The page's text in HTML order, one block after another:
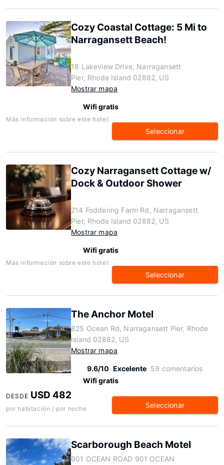
Cozy Coastal Cottage: 5 Mi to
Narragansett Beach!
18 Lakeview Drive, Narragansett
Pier, Rhode Island 02882, US
Mostrar mapa
Wifi gratis
Más información sobre este hotel:
Seleccionar
Cozy Narragansett Cottage w/
Dock & Outdoor Shower
214 Foddering Farm Rd, Narragansett
Pier, Rhode Island 02882, US
Mostrar mapa
Wifi gratis
Más información sobre este hotel:
Seleccionar
The Anchor Motel
825 Ocean Rd, Narragansett Pier, Rhode
Island 02882, US
Mostrar mapa
9.6/10 Excelente 59 comentarios
Wifi gratis
DESDE USD 482
por habitación / por noche Seleccionar
Scarborough Beach Motel
901 OCEAN ROAD 901 OCEAN